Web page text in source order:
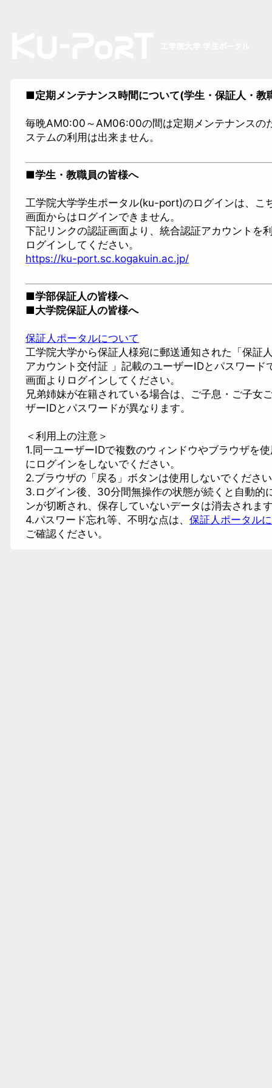
■定期メンテナンス時間について(学生・保証人・教
毎晩AM0:00～AM06:00の間は定期メンテナンスの
ステムの利用は出来ません。
■学生・教職員の皆様へ
工学院大学学生ポータル(ku-port)のログインは、こ
画面からはログインできません。
下記リンクの認証画面より、統合認証アカウントを
ログインしてください。
https://ku-port.sc.kogakuin.ac.jp/
■学部保証人の皆様へ
■大学院保証人の皆様へ
保証人ポータルについて
工学院大学から保証人様宛に郵送通知された「保証
アカウント交付証 」記載のユーザーIDとパスワード
画面よりログインしてください。
兄弟姉妹が在籍されている場合は、ご子息・ご子女
ザーIDとパスワードが異なります。
＜利用上の注意＞
1.同一ユーザーIDで複数のウィンドウやブラウザを
にログインをしないでください。
2.ブラウザの「戻る」ボタンは使用しないでくださ
3.ログイン後、30分間無操作の状態が続くと自動的
ンが切断され、保存していないデータは消去されま
4.パスワード忘れ等、不明な点は、 保証人ポータル
ご確認ください。